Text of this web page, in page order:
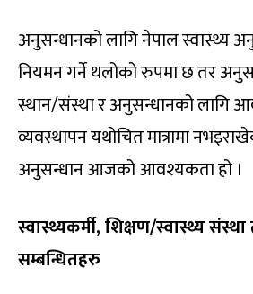
अनुसन्धानको लागि नेपाल स्वास्थ्य
नियमन गर्ने थलोको रुपमा छ तर
स्थान/संस्था र अनुसन्धानको लागि
व्यवस्थापन यथोचित मात्रामा
अनुसन्धान आजको आवश्यकता हो ।
स्वास्थ्यकर्मी, शिक्षण/स्वास्थ्य
सम्बन्धितहरु